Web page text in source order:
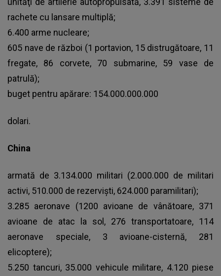
rachete cu lansare multiplă;
6.400 arme nucleare;
605 nave de război (1 portavion, 15 distrugătoare, 11
fregate, 86 corvete, 70 submarine, 59 vase de
patrulă);
buget pentru apărare: 154.000.000.000
dolari.
China
armată de 3.134.000 militari (2.000.000 de militari
activi, 510.000 de rezervişti, 624.000 paramilitari);
3.285 aeronave (1200 avioane de vânătoare, 371
avioane de atac la sol, 276 transportatoare, 114
aeronave speciale, 3 avioane-cisternă, 281
elicoptere);
5.250 tancuri, 35.000 vehicule militare, 4.120 piese